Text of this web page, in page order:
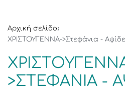
Αρχική σελίδα›
ΧΡΙΣΤΟΥΓΕΝΝΑ->Στεφάνια -
>ΣΤΕΦΆΝΙΑ -